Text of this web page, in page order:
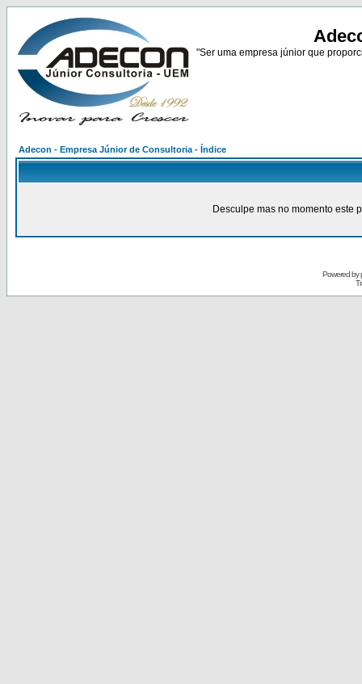
"Ser uma empresa júnior que
Adecon - Empresa Júnior de Consultoria - Índice
Desculpe mas no momento este
Powered by